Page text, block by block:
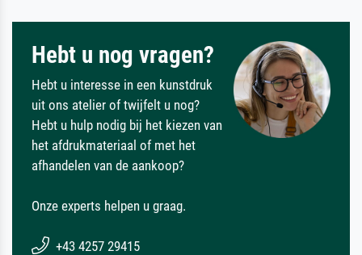
Hebt u nog vragen?
Hebt u interesse in een kunstdruk
uit ons atelier of twijfelt u nog?
Hebt u hulp nodig bij het kiezen van
het afdrukmateriaal of met het
afhandelen van de aankoop?
Onze experts helpen u graag.
+43 4257 29415